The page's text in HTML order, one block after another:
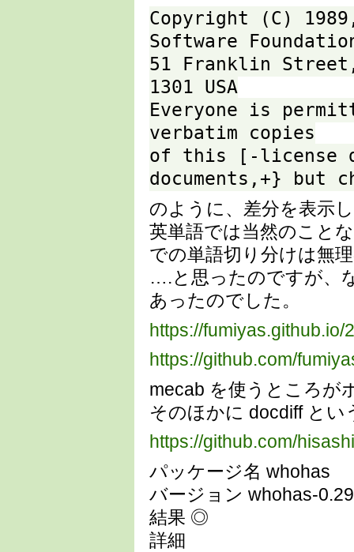
Copyright (C)
Software
51 Franklin
1301 USA
Everyone is
verbatim copies
of this [-license
documents,+} but
のように、差分を表示
英単語では当然のこと
での単語切り分けは無
….と思ったのですが、
あったのでした。
https://
https://github.com/
mecab を使うところが
そのほかに docdiff と
https://github.com/
パッケージ名 whohas
バージョン whohas-
結果 ◎
詳細